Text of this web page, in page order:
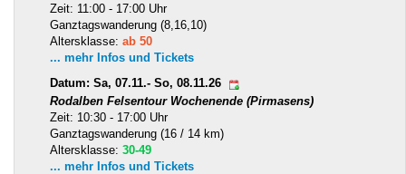
Zeit: 11:00 - 17:00 Uhr
Ganztagswanderung (8,16,10)
Altersklasse: ab 50
... mehr Infos und Tickets
Datum: Sa, 07.11.- So, 08.11.26
Rodalben Felsentour Wochenende (Pirmasens)
Zeit: 10:30 - 17:00 Uhr
Ganztagswanderung (16 / 14 km)
Altersklasse: 30-49
... mehr Infos und Tickets